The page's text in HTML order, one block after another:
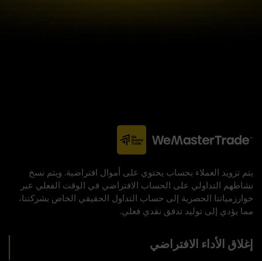
يتم تزويد العملاء بحساب يحتوي على أموال افتراضية. ويتم نسخ
نشاطهم التداولي على الحساب الافتراضي في الوقت الفعلي عبر
خوارزمياتنا الحصرية إلى حساب التداول الحقيقي الخاص بشركتنا،
مما يؤدي إلى توليد تدفق نقدي فعلي.
إغلاق الأداء الافتراضي